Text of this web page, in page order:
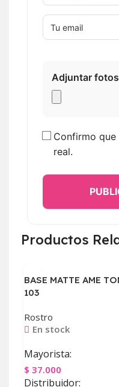
Adjuntar
Confirmo que
real.
Productos
BASE MATTE AME
103
Rostro
En stock
Mayorista:
$ 37.000
Distribuidor: